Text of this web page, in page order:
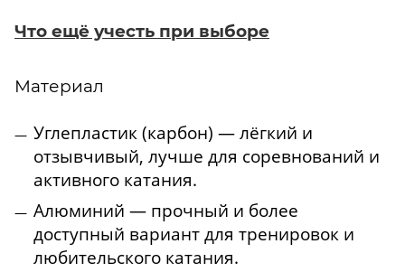
Что ещё учесть при выборе
Материал
Углепластик (карбон) — лёгкий и
отзывчивый, лучше для соревнований и
активного катания.
Алюминий — прочный и более
доступный вариант для тренировок и
любительского катания.